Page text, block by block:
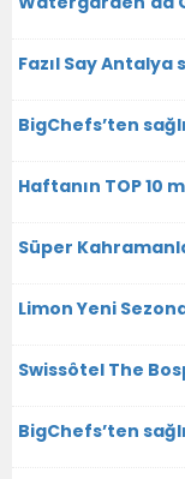
Fazıl Say
BigChefs’ten
Haftanın TOP 10
Süper
Limon Yeni
Swissôtel The
BigChefs’ten